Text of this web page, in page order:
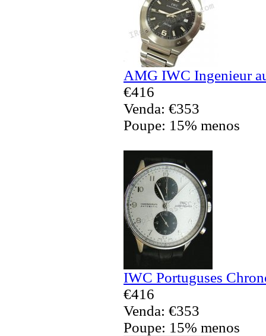
AMG IWC Ingenieur
€416
Venda: €353
Poupe: 15% menos
IWC Portuguses
€416
Venda: €353
Poupe: 15% menos